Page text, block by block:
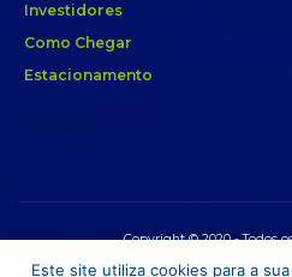
Investidores
Como Chegar
Estacionamento
Copyright © 2020 - Todos
Este site utiliza cookies para a